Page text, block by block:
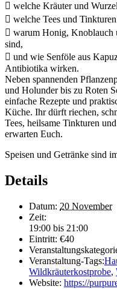
 welche Kräuter und
 welche Tees und
 warum Honig, Knoblauch
sind,
 und wie Senföle aus
Antibiotika wirken.
Neben spannenden
und Holunder bis zu Roten
einfache Rezepte und
Küche. Ihr dürft riechen,
Tees, heilsame Tinkturen
erwarten Euch.
Speisen und Getränke sind
Details
Datum: 20 November
Zeit:
19:00 bis 21:00
Eintritt: €40
Veranstaltung-Tags:
Wildkräuterkostprobe,
Website: https://